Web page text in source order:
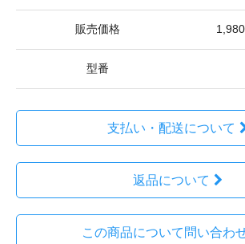
販売価格
型番
支払い・配送について
返品について
この商品について問い合わ